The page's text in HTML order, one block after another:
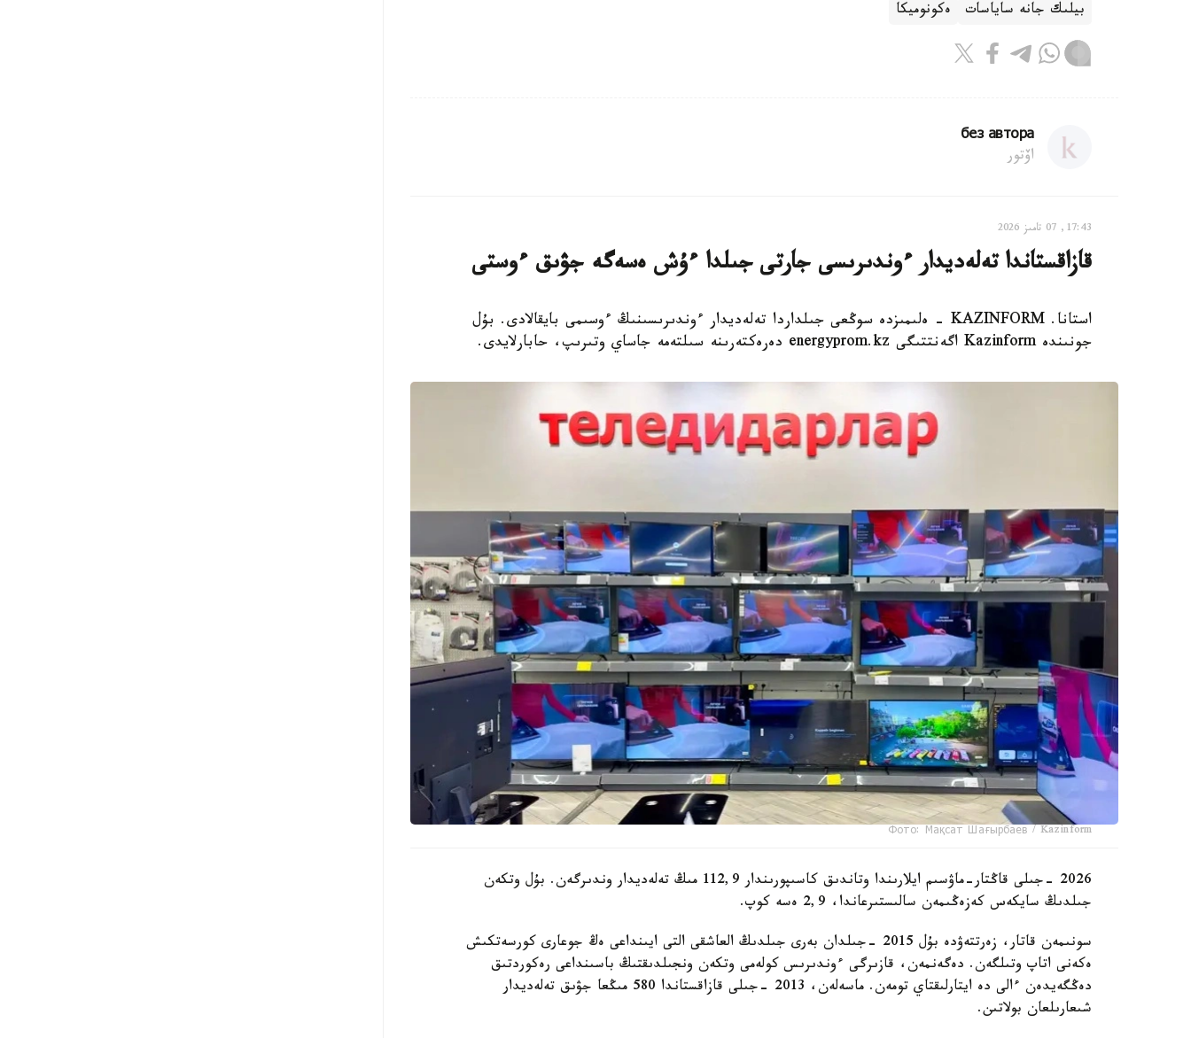
بيلىك جانە ساياسات ەكونوميكا
без автора
اۆتور
17:43, 07 تامىز 2026
قازاقستاندا تەلەديدار ءوندىرىسى جارتى جىلدا ءۇش ەسەگە جۋىق ءوستى
استانا. KAZINFORM - ەلىمىزدە سوڭعى جىلداردا تەلەديدار ءوندىرىسىنىڭ ءوسىمى بايقالادى. بۇل
جونىندە Kazinform اگەنتتىگى energyprom.kz دەرەكتەرىنە سىلتەمە جاساي وتىرىپ، حابارلايدى.
Фото: Мақсат Шағырбаев / Kazinform
2026 -جىلى قاڭتار-ماۋسىم ايلارىندا وتاندىق كاسىپورىندار 112,9 مىڭ تەلەديدار وندىرگەن. بۇل وتكەن
جىلدىڭ سايكەس كەزەڭىمەن سالىستىرعاندا، 2,9 ەسە كوپ.
سونىمەن قاتار، زەرتتەۋدە بۇل 2015 -جىلدان بەرى جىلدىڭ العاشقى التى ايىنداعى ەڭ جوعارى كورسەتكىش
ەكەنى اتاپ وتىلگەن. دەگەنمەن، قازىرگى ءوندىرىس كولەمى وتكەن ونجىلدىقتىڭ باسىنداعى رەكوردتىق
دەڭگەيدەن ءالى دە ايتارلىقتاي تومەن. ماسەلەن، 2013 -جىلى قازاقستاندا 580 مىڭعا جۋىق تەلەديدار
شىعارىلعان بولاتىن.